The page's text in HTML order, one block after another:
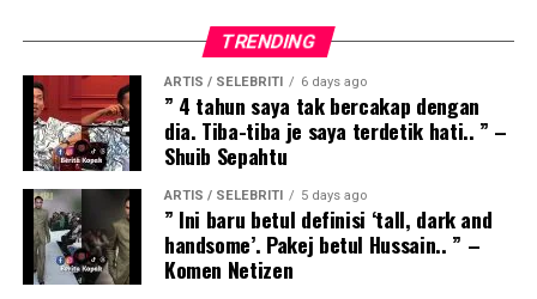
TRENDING
ARTIS / SELEBRITI 6 days ago
” 4 tahun saya tak bercakap dengan
dia. Tiba-tiba je saya terdetik hati.. ” –
Shuib Sepahtu
ARTIS / SELEBRITI 5 days ago
” Ini baru betul definisi ‘tall, dark and
handsome’. Pakej betul Hussain.. ” –
Komen Netizen